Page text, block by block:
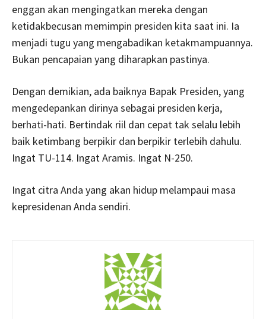
enggan akan mengingatkan mereka dengan
ketidakbecusan memimpin presiden kita saat ini. Ia
menjadi tugu yang mengabadikan ketakmampuannya.
Bukan pencapaian yang diharapkan pastinya.
Dengan demikian, ada baiknya Bapak Presiden, yang
mengedepankan dirinya sebagai presiden kerja,
berhati-hati. Bertindak riil dan cepat tak selalu lebih
baik ketimbang berpikir dan berpikir terlebih dahulu.
Ingat TU-114. Ingat Aramis. Ingat N-250.
Ingat citra Anda yang akan hidup melampaui masa
kepresidenan Anda sendiri.